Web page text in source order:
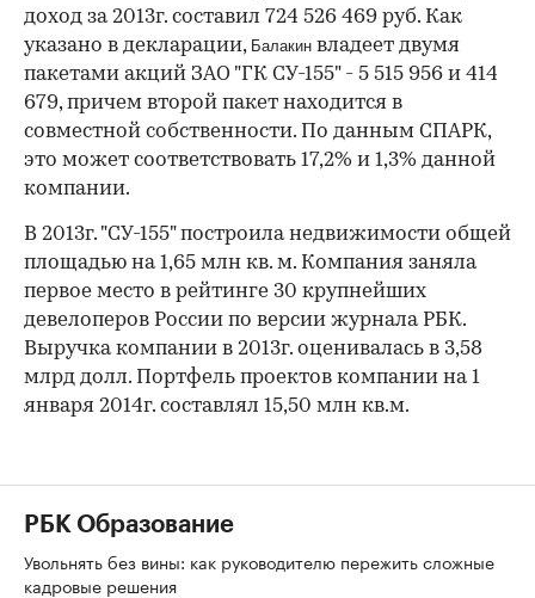
доход за 2013г. составил 724 526 469 руб. Как
указано в декларации, Балакин владеет двумя
пакетами акций ЗАО "ГК СУ-155" - 5 515 956 и 414
679, причем второй пакет находится в
совместной собственности. По данным СПАРК,
это может соответствовать 17,2% и 1,3% данной
компании.
В 2013г. "СУ-155" построила недвижимости общей
площадью на 1,65 млн кв. м. Компания заняла
первое место в рейтинге 30 крупнейших
девелоперов России по версии журнала РБК.
Выручка компании в 2013г. оценивалась в 3,58
млрд долл. Портфель проектов компании на 1
января 2014г. составлял 15,50 млн кв.м.
РБК Образование
Увольнять без вины: как руководителю пережить сложные
кадровые решения